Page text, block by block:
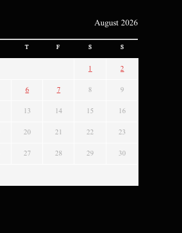
August 2026
T F S S
1 2
6 7 8 9
13 14 15 16
20 21 22 23
27 28 29 30